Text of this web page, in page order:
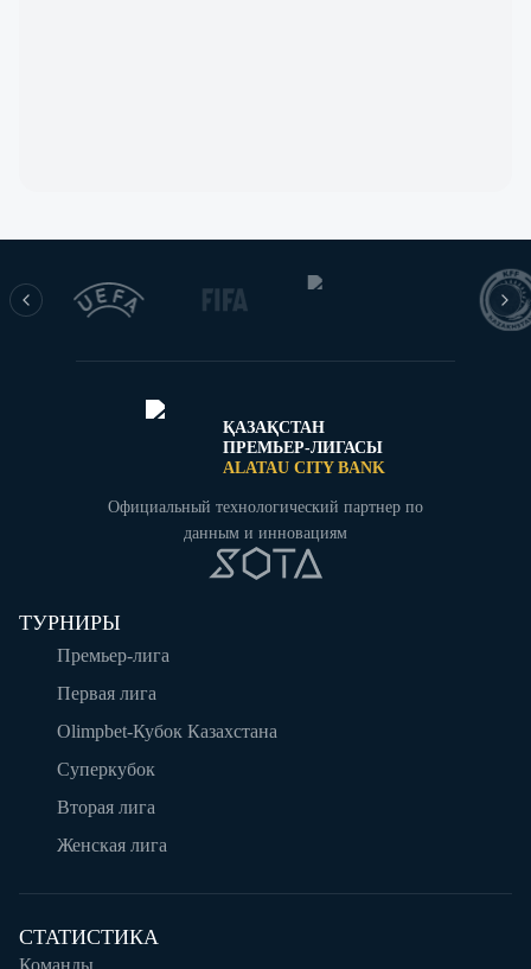
ҚАЗАҚСТАН
ПРЕМЬЕР-ЛИГАСЫ
ALATAU CITY BANK
Официальный технологический партнер по
данным и инновациям
ТУРНИРЫ
Премьер-лига
Первая лига
Olimpbet-Кубок Казахстана
Суперкубок
Вторая лига
Женская лига
СТАТИСТИКА
Команды